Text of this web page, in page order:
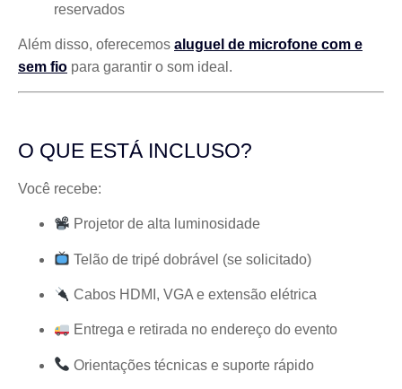
reservados
Além disso, oferecemos aluguel de microfone com e
sem fio para garantir o som ideal.
O QUE ESTÁ INCLUSO?
Você recebe:
Projetor de alta luminosidade
Telão de tripé dobrável (se solicitado)
Cabos HDMI, VGA e extensão elétrica
Entrega e retirada no endereço do evento
Orientações técnicas e suporte rápido